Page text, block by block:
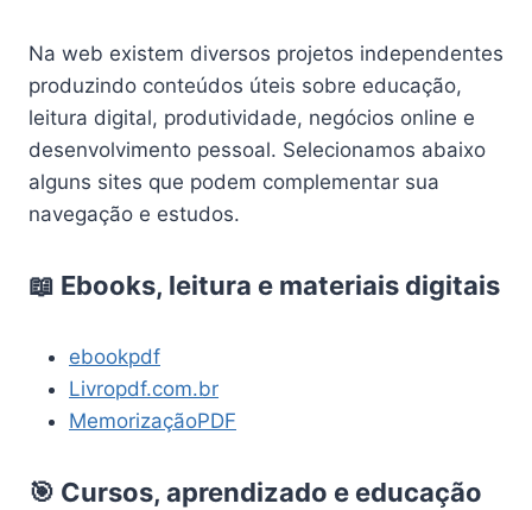
Na web existem diversos projetos independentes
produzindo conteúdos úteis sobre educação,
leitura digital, produtividade, negócios online e
desenvolvimento pessoal. Selecionamos abaixo
alguns sites que podem complementar sua
navegação e estudos.
📖 Ebooks, leitura e materiais digitais
ebookpdf
Livropdf.com.br
MemorizaçãoPDF
🎯 Cursos, aprendizado e educação